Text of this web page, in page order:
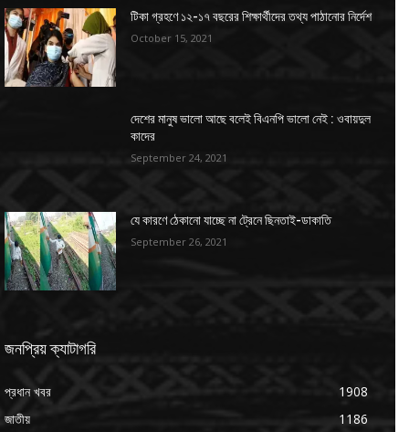
টিকা গ্রহণে ১২-১৭ বছরের শিক্ষার্থীদের তথ্য পাঠানোর নির্দেশ
October 15, 2021
দেশের মানুষ ভালো আছে বলেই বিএনপি ভালো নেই : ওবায়দুল
কাদের
September 24, 2021
যে কারণে ঠেকানো যাচ্ছে না ট্রেনে ছিনতাই-ডাকাতি
September 26, 2021
জনপ্রিয় ক্যাটাগরি
প্রধান খবর
1908
জাতীয়
1186